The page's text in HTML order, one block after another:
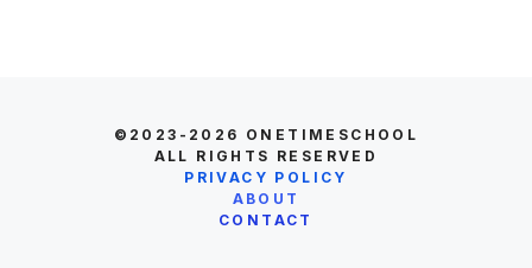
©2023-2026 ONETIMESCHOOL
ALL RIGHTS RESERVED
PRIVACY POLICY
ABOUT
CONTACT